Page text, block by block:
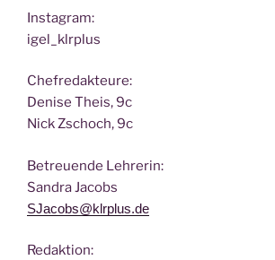
Insta­gram:
igel_klrplus
Chef­re­dak­teu­re:
Deni­se Theis, 9c
Nick Zscho­ch, 9c
Betreu­en­de Lehrerin:
San­dra Jacobs
SJacobs@klrplus.de
Redak­ti­on: